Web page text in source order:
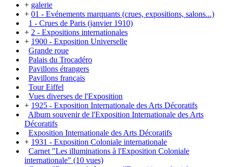
+ galerie
+ 01 - Evénements marquants (crues, expositions, salons...)
1 - Crues de Paris (janvier 1910)
+ 2 - Expositions internationales
+ 1900 - Exposition Universelle
Grande roue
Palais du Trocadéro
Pavillons étrangers
Pavillons français
Tour Eiffel
Vues diverses de l'Exposition
+ 1925 - Exposition Internationale des Arts Décoratifs
Album souvenir de l'Exposition Internationale des Arts
Décoratifs
Exposition Internationale des Arts Décoratifs
+ 1931 - Exposition Coloniale internationale
Carnet "Les illuminations à l'Exposition Coloniale
internationale" (10 vues)